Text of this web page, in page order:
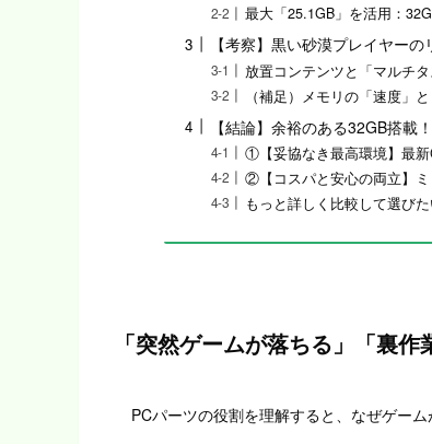
最大「25.1GB」を活用：
【考察】黒い砂漠プレイヤー
放置コンテンツと「マルチ
（補足）メモリの「速度」
【結論】余裕のある32GB搭載
①【妥協なき最高環境】最新
②【コスパと安心の両立】
もっと詳しく比較して選び
「突然ゲームが落ちる」「裏
PCパーツの役割を理解すると、なぜゲー